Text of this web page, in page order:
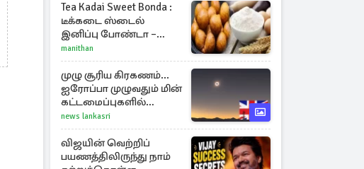
Tea Kadai Sweet Bonda :
டீக்கடை ஸ்டைல்
இனிப்பு போண்டா –
வீட்டிலேயே செய்வது
எப்படி?
manithan
முழு சூரிய கிரகணம்...
ஐரோப்பா முழுவதும் மின்
கட்டமைப்புகளில்
அழுத்தம் ஏற்படலாம்
news lankasri
விஜயின் வெற்றிப்
பயணத்திலிருந்து நாம்